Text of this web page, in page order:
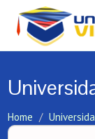
Home